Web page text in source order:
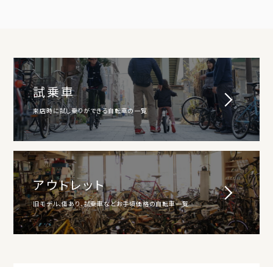
試乗車
来店時に試し乗りができる自転車の一覧
アウトレット
旧モデル、傷あり、試乗車などお手頃価格の自転車一覧